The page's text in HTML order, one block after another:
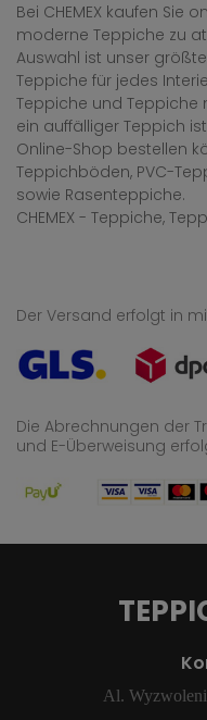
Bei CHEMEX kaufen
moderne Teppiche zu
Auswahl ist unser
Teppiche für jedes
Teppiche und Teppiche
ein auffälliger Teppich
Online-Shop bestellen
Teppichböden, PVC-
sowie Rasenteppiche.
CHEMEX - Teppiche,
Der Versand erfolgt in
Die Abrechnungen der
und E-Überweisung
Al.